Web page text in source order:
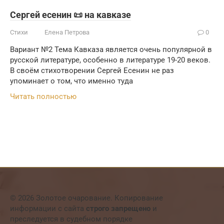
Сергей есенин 📜 на кавказе
Стихи Елена Петрова 0
Вариант №2 Тема Кавказа является очень популярной в
русской литературе, особенно в литературе 19-20 веков.
В своём стихотворении Сергей Есенин не раз
упоминает о том, что именно туда
Читать полностью
© 2026 Золотое очарование. Копирование
информации с сайта строго запрещено и
преследуется в судебном порядке